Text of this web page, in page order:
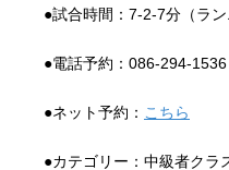
●試合時間：7-2-7分（ラン
●電話予約：086-294-1536
●ネット予約： こちら
●カテゴリー：中級者クラ